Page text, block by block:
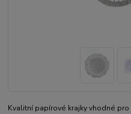
Kvalitní papírové krajky vhodné